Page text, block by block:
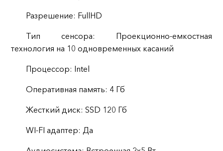
Разрешение: FullHD
Тип сенсора: Проекционно-емкостная
технология на 10 одновременных касаний
Процессор: Intel
Оперативная память: 4 Гб
Жесткий диск: SSD 120 Гб
WI-FI адаптер: Да